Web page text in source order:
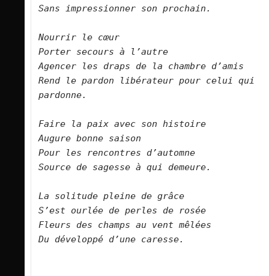
Sans impressionner son prochain.
Nourrir le cœur
Porter secours à l’autre
Agencer les draps de la chambre d’amis
Rend le pardon libérateur pour celui qui
pardonne.
Faire la paix avec son histoire
Augure bonne saison
Pour les rencontres d’automne
Source de sagesse à qui demeure.
La solitude pleine de grâce
S’est ourlée de perles de rosée
Fleurs des champs au vent mêlées
Du développé d’une caresse.